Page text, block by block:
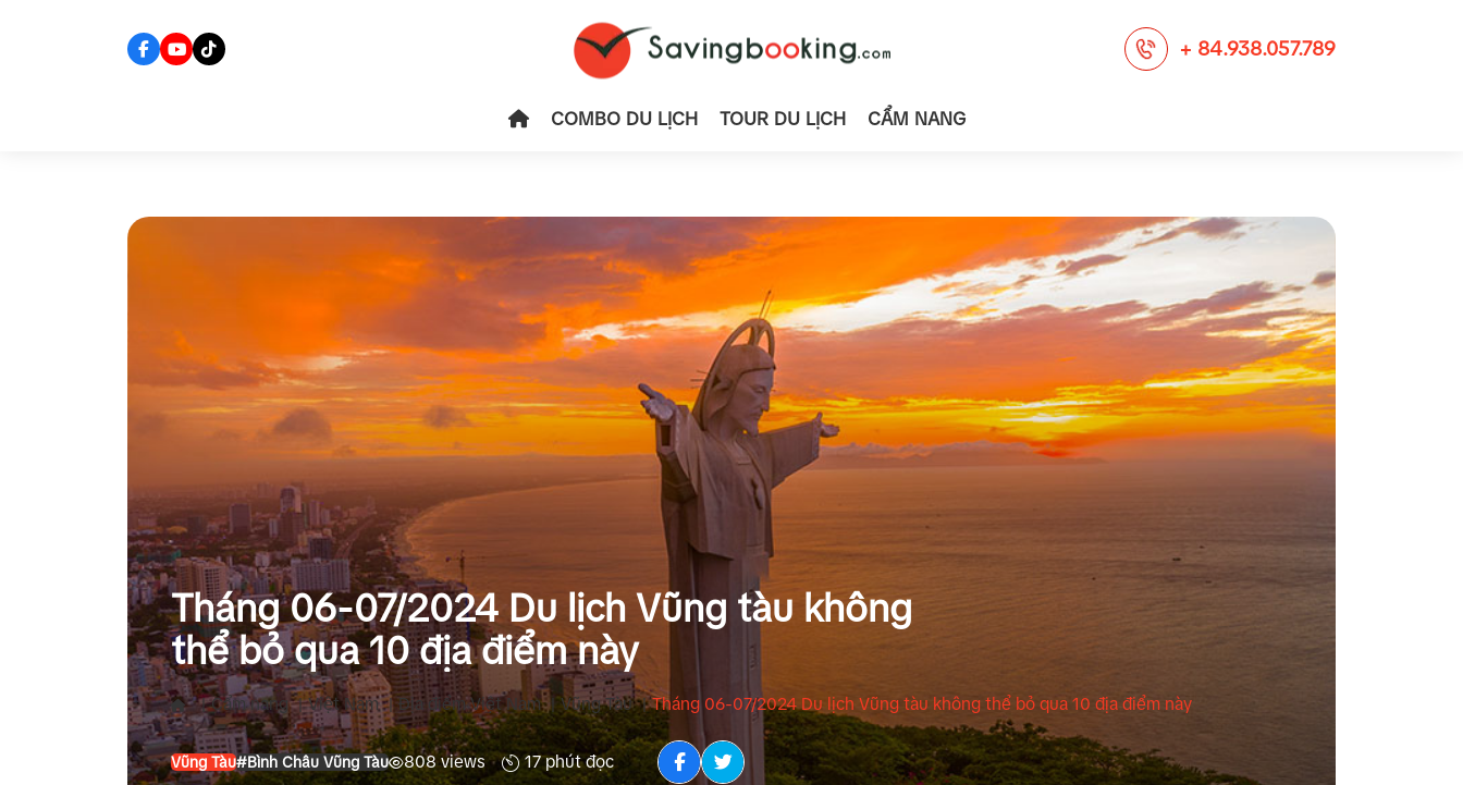
+ 84.938.057.789
COMBO DU LỊCH TOUR DU LỊCH CẨM NANG
Tháng 06-07/2024 Du lịch Vũng tàu không
thể bỏ qua 10 địa điểm này
| Cẩm nang | Việt Nam | Địa điểm Việt Nam Vũng Tàu | Tháng 06-07/2024 Du lịch Vũng tàu không thể bỏ qua 10 địa điểm này
Vũng Tàu#Bình Châu Vũng Tàu 808 views 17 phút đọc